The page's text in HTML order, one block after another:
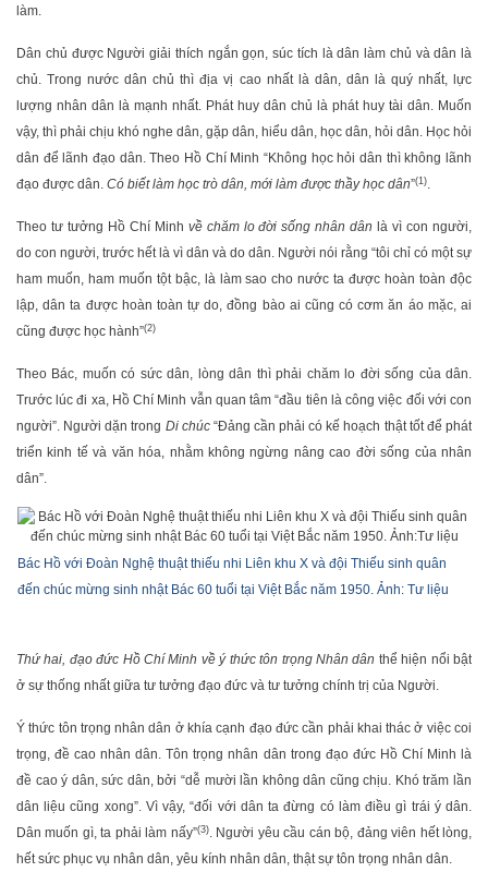
làm.
Dân chủ được Người giải thích ngắn gọn, súc tích là dân làm chủ và dân là
chủ. Trong nước dân chủ thì địa vị cao nhất là dân, dân là quý nhất, lực
lượng nhân dân là mạnh nhất. Phát huy dân chủ là phát huy tài dân. Muốn
vậy, thì phải chịu khó nghe dân, gặp dân, hiểu dân, học dân, hỏi dân. Học hỏi
dân để lãnh đạo dân. Theo Hồ Chí Minh “Không học hỏi dân thì không lãnh
đạo được dân. Có biết làm học trò dân, mới làm được thầy học dân”(1).
Theo tư tưởng Hồ Chí Minh về chăm lo đời sống nhân dân là vì con người,
do con người, trước hết là vì dân và do dân. Người nói rằng “tôi chỉ có một sự
ham muốn, ham muốn tột bậc, là làm sao cho nước ta được hoàn toàn độc
lập, dân ta được hoàn toàn tự do, đồng bào ai cũng có cơm ăn áo mặc, ai
cũng được học hành”(2)
Theo Bác, muốn có sức dân, lòng dân thì phải chăm lo đời sống của dân.
Trước lúc đi xa, Hồ Chí Minh vẫn quan tâm “đầu tiên là công việc đối với con
người”. Người dặn trong Di chúc“Đảng cần phải có kế hoạch thật tốt để phát
triển kinh tế và văn hóa, nhằm không ngừng nâng cao đời sống của nhân
dân”.
Bác Hồ với Đoàn Nghệ thuật thiếu nhi Liên khu X và đội Thiếu sinh quân
đến chúc mừng sinh nhật Bác 60 tuổi tại Việt Bắc năm 1950. Ảnh: Tư liệu
Thứ hai, đạo đức Hồ Chí Minh về ý thức tôn trọng Nhân dân thể hiện nổi bật
ở sự thống nhất giữa tư tưởng đạo đức và tư tưởng chính trị của Người.
Ý thức tôn trọng nhân dân ở khía cạnh đạo đức cần phải khai thác ở việc coi
trọng, đề cao nhân dân. Tôn trọng nhân dân trong đạo đức Hồ Chí Minh là
đề cao ý dân, sức dân, bởi “dễ mười lần không dân cũng chịu. Khó trăm lần
dân liệu cũng xong”. Vì vậy, “đối với dân ta đừng có làm điều gì trái ý dân.
Dân muốn gì, ta phải làm nấy”(3). Người yêu cầu cán bộ, đảng viên hết lòng,
hết sức phục vụ nhân dân, yêu kính nhân dân, thật sự tôn trọng nhân dân.